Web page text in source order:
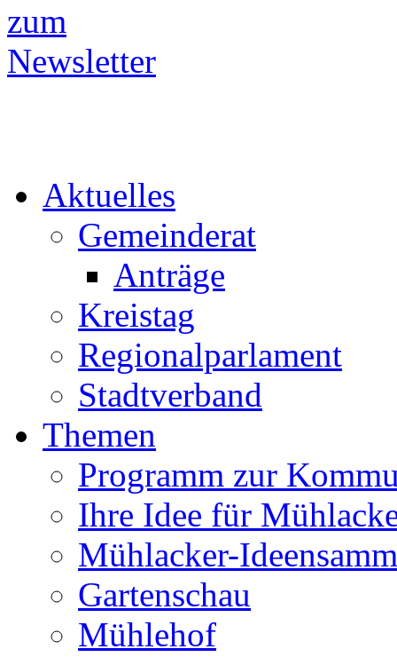
Aktuelles
Gemeinderat
Anträge
Kreistag
Regionalparlament
Stadtverband
Themen
Programm zur
Ihre Idee für
Mühlacker-
Gartenschau
Mühlehof